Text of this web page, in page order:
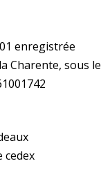
enregistrée
Charente, sous le
cedex